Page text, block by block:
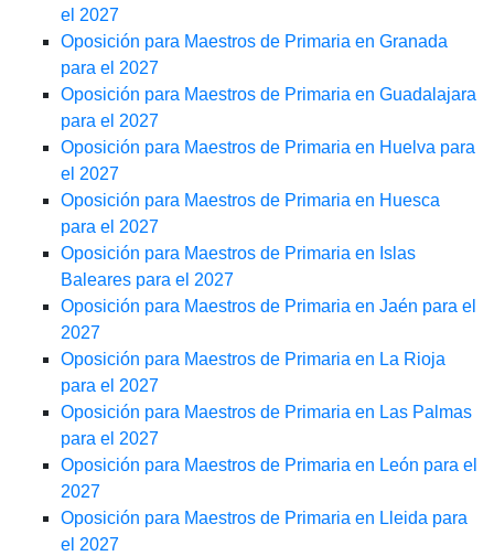
el 2027
Oposición para Maestros de Primaria en Granada
para el 2027
Oposición para Maestros de Primaria en Guadalajara
para el 2027
Oposición para Maestros de Primaria en Huelva para
el 2027
Oposición para Maestros de Primaria en Huesca
para el 2027
Oposición para Maestros de Primaria en Islas
Baleares para el 2027
Oposición para Maestros de Primaria en Jaén para el
2027
Oposición para Maestros de Primaria en La Rioja
para el 2027
Oposición para Maestros de Primaria en Las Palmas
para el 2027
Oposición para Maestros de Primaria en León para el
2027
Oposición para Maestros de Primaria en Lleida para
el 2027